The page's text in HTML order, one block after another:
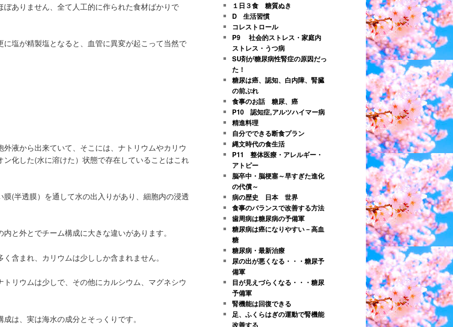
ありません、全て人工的に作られた食材ばかりで
塩が精製塩となると、血管に異変が起こって当然で
外液から出来ていて、そこには、ナトリウムやカリウ
ン化した(水に溶けた）状態で存在していることはこれ
(半透膜）を通して水の出入りがあり、細胞内の浸透
と外とでチーム構成に大きな違いがあります。
含まれ、カリウムは少ししか含まれません。
リウムは少しで、その他にカルシウム、マグネシウ
は、実は海水の成分とそっくりです。
１日３食 糖質ぬき
D 生活習慣
コレストロール
P9 社会的ストレス・家庭内
ストレス・うつ病
SU剤が糖尿病性腎症の原因だっ
た！
糖尿は癌、認知、白内障、腎臓
の前ぶれ
食事のお話 糖尿、癌
P10 認知症,アルツハイマー病
精進料理
自分でできる断食プラン
縄文時代の食生活
P11 整体医療・アレルギー・
アトピー
脳卒中・脳梗塞～早すぎた進化
の代償～
病の歴史 日本 世界
食事のバランスで改善する方法
歯周病は糖尿病の予備軍
糖尿病は癌になりやすい－高血
糖
糖尿病・最新治療
尿の出が悪くなる・・・糖尿予
備軍
目が見えづらくなる・・・糖尿
予備軍
腎機能は回復できる
足、ふくらはぎの運動で腎機能
改善する